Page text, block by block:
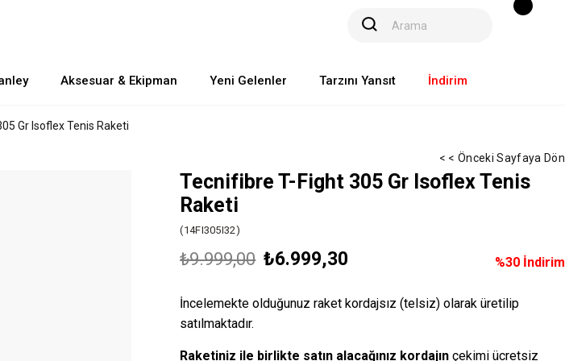
Aksesuar & Ekipman Yeni Gelenler Tarzını Yansıt İndirim
Gr Isoflex Tenis Raketi
< < Önceki Sayfaya Dön
Tecnifibre T-Fight 305 Gr Isoflex Tenis
Raketi
(14FI305I32)
%30İndirim
₺9.999,00 ₺6.999,30
İncelemekte olduğunuz raket kordajsız (telsiz) olarak üretilip
satılmaktadır.
Raketiniz ile birlikte satın alacağınız kordajın çekimi ücretsiz